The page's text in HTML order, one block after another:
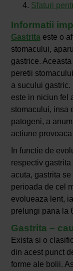
Sfaturi
Informatii
Gastrita este o
stomacului,
gastrice.
peretii
a sucului gastric.
este in niciun fel
stomacului, insa
patogeni, a
actiune
In functie de
respectiv
acuta, gastrita
perioada de cel
evolueaza lent,
prelungi pana la
Gastrita –
Exista si o
din acest punct
forme ale bolii.